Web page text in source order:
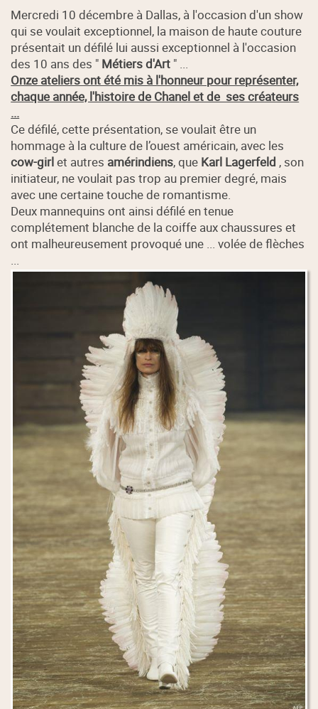
Mercredi 10 décembre à Dallas, à l'occasion d'un show
qui se voulait exceptionnel, la maison de haute couture
présentait un défilé lui aussi exceptionnel à l'occasion
des 10 ans des " Métiers d'Art " ...
Onze ateliers ont été mis à l'honneur pour représenter,
chaque année, l'histoire de Chanel et de ses créateurs
...
Ce défilé, cette présentation, se voulait être un
hommage à la culture de l’ouest américain, avec les
cow-girlet autres amérindiens, que Karl Lagerfeld , son
initiateur, ne voulait pas trop au premier degré, mais
avec une certaine touche de romantisme.
Deux mannequins ont ainsi défilé en tenue
complétement blanche de la coiffe aux chaussures et
ont malheureusement provoqué une ... volée de flèches
...